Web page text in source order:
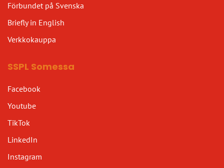
Förbundet på Svenska
Briefly in English
Verkkokauppa
SSPL Somessa
Facebook
Youtube
TikTok
LinkedIn
Instagram